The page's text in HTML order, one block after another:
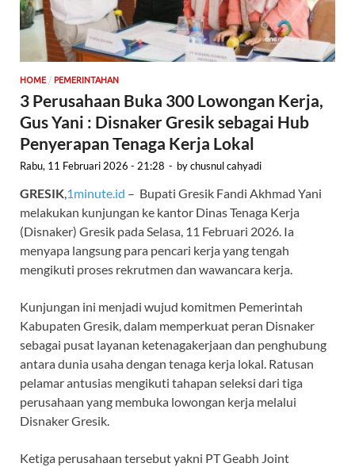
HOME/ PEMERINTAHAN
3 Perusahaan Buka 300 Lowongan Kerja,
Gus Yani : Disnaker Gresik sebagai Hub
Penyerapan Tenaga Kerja Lokal
Rabu, 11 Februari 2026 - 21:28 - bychusnul cahyadi
GRESIK,1minute.id – Bupati Gresik Fandi Akhmad Yani
melakukan kunjungan ke kantor Dinas Tenaga Kerja
(Disnaker) Gresik pada Selasa, 11 Februari 2026. Ia
menyapa langsung para pencari kerja yang tengah
mengikuti proses rekrutmen dan wawancara kerja.
Kunjungan ini menjadi wujud komitmen Pemerintah
Kabupaten Gresik, dalam memperkuat peran Disnaker
sebagai pusat layanan ketenagakerjaan dan penghubung
antara dunia usaha dengan tenaga kerja lokal. Ratusan
pelamar antusias mengikuti tahapan seleksi dari tiga
perusahaan yang membuka lowongan kerja melalui
Disnaker Gresik.
Ketiga perusahaan tersebut yakni PT Geabh Joint